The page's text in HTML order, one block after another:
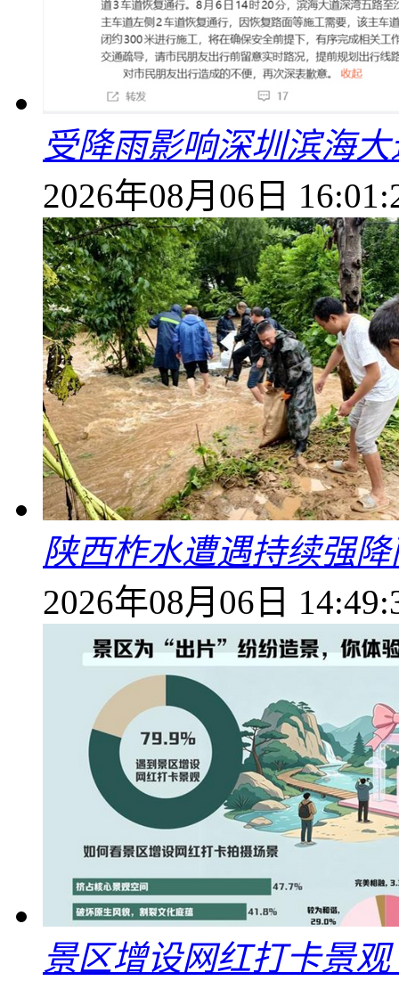
受降雨影响深圳滨海
2026年08月06日
陕西柞水遭遇持续强
2026年08月06日
景区增设网红打卡景